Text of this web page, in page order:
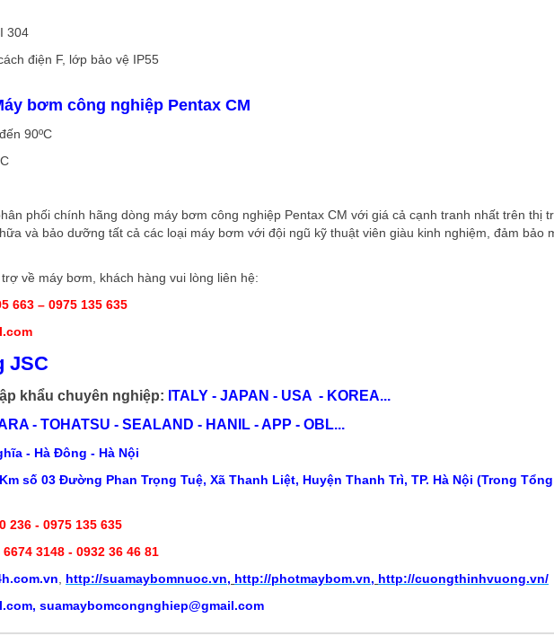
304
điện F, lớp bảo vệ IP55
bơm công nghiệp Pentax CM
90ºC
phối chính hãng dòng máy bơm công nghiệp Pentax CM với giá cả cạnh tranh nhất trên thị
và bảo dưỡng tất cả các loại máy bơm với đội ngũ kỹ thuật viên giàu kinh nghiệm, đảm bảo
về máy bơm, khách hàng vui lòng liên hệ:
663 – 0975 135 635
JSC
khẩu chuyên nghiệp: ITALY - JAPAN - USA - KOREA...
- TOHATSU - SEALAND - HANIL - APP - OBL...
- Hà Đông - Hà Nội
Km số 03 Đường Phan Trọng Tuệ, Xã Thanh Liệt, Huyện Thanh Trì, TP. Hà Nội (Trong
236 - 0975 135 635
6674 3148 - 0932 36 46 81
http://suamaybomnuoc.vn, http://photmaybom.vn, http://cuongthinhvuong.vn/
suamaybomcongnghiep@gmail.com